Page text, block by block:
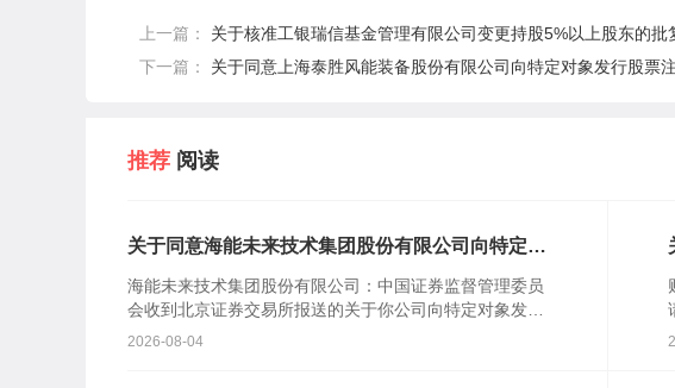
上一篇： 关于核准工银瑞信基金管理有限公司变更持股5%以上股东的批
下一篇： 关于同意上海泰胜风能装备股份有限公司向特定对象发行股票
推荐 阅读
关于同意海能未来技术集团股份有限公司向特定对
海能未来技术集团股份有限公司：中国证券监督管理委员
会收到北京证券交易所报送的关于你公司向特定对象发行
股票的审核意见及你公司注册申请文件。根据《中华人民
2026-08-04